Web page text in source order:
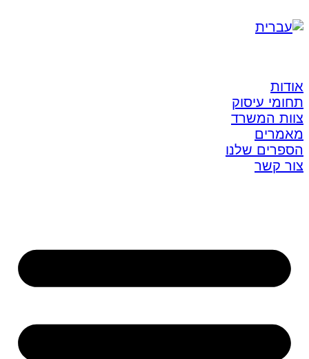
אודות
תחומי עיסוק
צוות המשרד
מאמרים
הספרים שלנו
צור קשר